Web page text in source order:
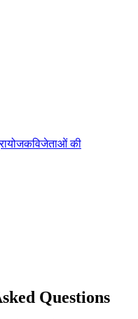
विजेताओं की
Questions